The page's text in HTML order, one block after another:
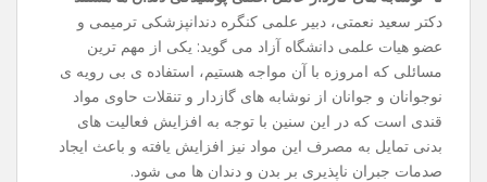
دکتر سعید نعمتی، دبیر علمی کنگره دندانپزشکی ترمیمی و
عضو هیات علمی دانشگاه آزاد می گوید: یکی از مهم ترین
مسائلی که امروزه با آن مواجه هستیم، استفاده ی بی ‌رویه ی
نوجوانان و جوانان از نوشابه‌ های گازدار و تنقلات حاوی مواد
قندی است که در این سنین با توجه به افزایش فعالیت ‌های
بدنی تمایل به مصرف این مواد نیز افزایش یافته و باعث ایجاد
صدمات جبران ناپذیری بر بدن و دندان‌ ها می‌ شود.